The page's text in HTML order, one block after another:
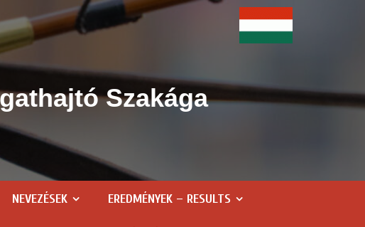
Szakága
NEVEZÉSEK EREDMÉNYEK – RESULTS